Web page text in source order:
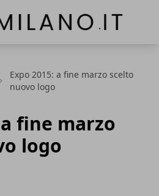
Expo 2015: a fine marzo scelto
nuovo logo
fine marzo
logo